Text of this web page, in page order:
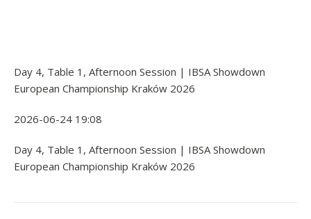
Day 4, Table 1, Afternoon Session | IBSA Showdown
European Championship Kraków 2026
2026-06-24 19:08
Day 4, Table 1, Afternoon Session | IBSA Showdown
European Championship Kraków 2026